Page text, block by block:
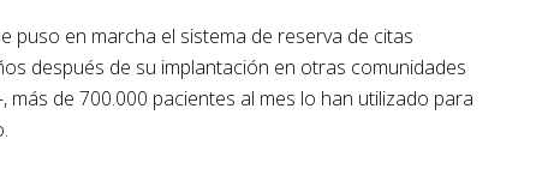
puso en marcha el sistema de reserva de citas
después de su implantación en otras comunidades
más de 700.000 pacientes al mes lo han utilizado para